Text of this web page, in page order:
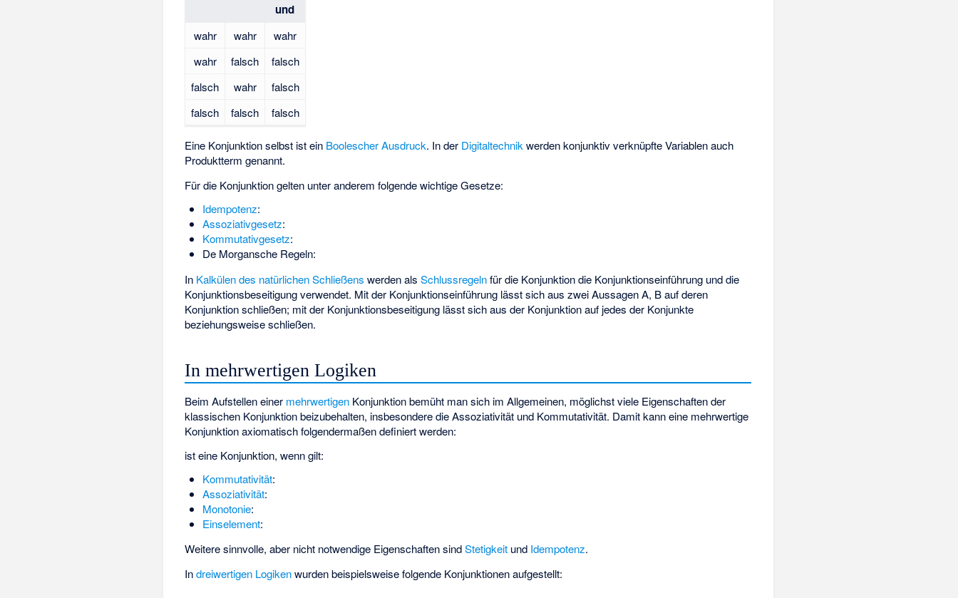
und
wahr wahr
wahr
wahr
falsch
falsch
falsch
wahr
falsch
falsch
falsch falsch
Eine Konjunktion selbst ist ein Boolescher Ausdruck. In der Digitaltechnik werden konjunktiv verknüpfte Variablen auch
Produktterm genannt.
Für die Konjunktion gelten unter anderem folgende wichtige Gesetze:
Idempotenz:
Assoziativgesetz:
Kommutativgesetz:
De Morgansche Regeln:
In Kalkülen des natürlichen Schließens werden alsSchlussregelnfür die Konjunktion die Konjunktionseinführung und die
Konjunktionsbeseitigung verwendet. Mit der Konjunktionseinführung lässt sich aus zwei Aussagen A, B auf deren
Konjunktionschließen; mit der Konjunktionsbeseitigung lässt sich aus der Konjunktionauf jedes der Konjunkte
beziehungsweiseschließen.
In mehrwertigen Logiken
Beim Aufstellen einer mehrwertigen Konjunktion bemüht man sich im Allgemeinen, möglichst viele Eigenschaften der
klassischen Konjunktion beizubehalten, insbesondere die Assoziativität und Kommutativität. Damit kann eine mehrwertige
Konjunktion axiomatisch folgendermaßen definiert werden:
ist eine Konjunktion, wenn gilt:
Kommutativität:
Assoziativität:
Monotonie:
Einselement:
Weitere sinnvolle, aber nicht notwendige Eigenschaften sindStetigkeit und Idempotenz.
Indreiwertigen Logikenwurden beispielsweise folgende Konjunktionen aufgestellt: